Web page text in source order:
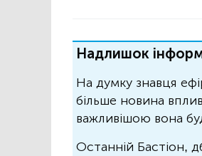
Надлишок
На думку знавця
більше новина
важливішою вона
Останній Бастіон,